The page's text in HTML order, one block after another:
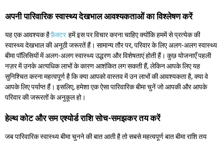
अपनी पारिवारिक स्वास्थ्य देखभाल आवश्यकताओं का विश्लेषण करें
यह एक आवश्यक हैफ़ैक्टर हमें इस पर विचार करना चाहिए क्योंकि हममें से प्रत्येक की
स्वास्थ्य देखभाल की अनूठी जरूरतें हैं। सामान्य तौर पर, परिवार के लिए अलग-अलग स्वास्थ्य
बीमा पॉलिसियों में अलग-अलग स्वास्थ्य उद्धरण और विशेषताएं होती हैं। कुछ योजनाएँ पहली
नज़र में उनके अत्यधिक लाभों के कारण आशंकित लग सकती हैं, लेकिन आपके लिए यह
सुनिश्चित करना महत्वपूर्ण है कि क्या आपको वास्तव में उन लाभों की आवश्यकता है, क्या वे
आपके लिए पर्याप्त हैं। इसलिए, हमेशा एक ऐसा पारिवारिक बीमा चुनें जो आपकी और आपके
परिवार की जरूरतों के अनुकूल हो।
हेल्थ कोट और सम एश्योर्ड राशि सोच-समझकर तय करें
जब पारिवारिक स्वास्थ्य बीमा चुनने की बात आती है तो सबसे महत्वपूर्ण बात बीमा राशि तय